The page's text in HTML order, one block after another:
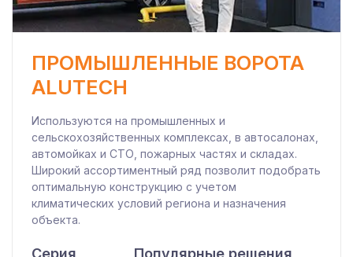
ПРОМЫШЛЕННЫЕ ВОРОТА
ALUTECH
Используются на промышленных и
сельскохозяйственных комплексах, в автосалонах,
автомойках и СТО, пожарных частях и складах.
Широкий ассортиментный ряд позволит подобрать
оптимальную конструкцию с учетом
климатических условий региона и назначения
объекта.
Серия Популярные решения